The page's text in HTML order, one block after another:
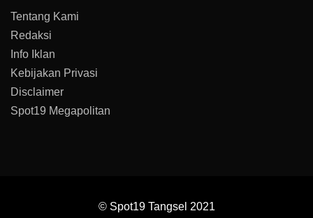
Tentang Kami
Redaksi
Info Iklan
Kebijakan Privasi
Disclaimer
Spot19 Megapolitan
© Spot19 Tangsel 2021